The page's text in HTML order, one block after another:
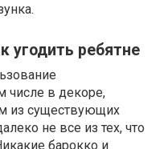
угодить ребятне
числе в декоре,
из существующих
не все из тех, что
барокко и